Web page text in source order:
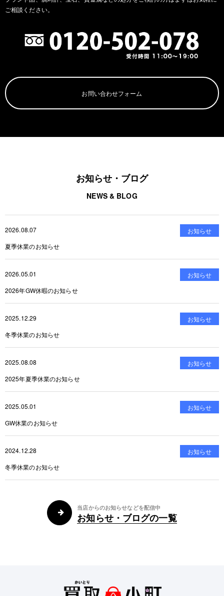
ご相談ください。
お問い合わせフォーム
お知らせ・ブログ
NEWS & BLOG
2026.08.07
お知らせ
夏季休業のお知らせ
2026.05.01
お知らせ
2026年GW休暇のお知らせ
2025.12.29
お知らせ
冬季休業のお知らせ
2025.08.08
お知らせ
2025年夏季休業のお知らせ
2025.05.01
お知らせ
GW休業のお知らせ
2024.12.28
お知らせ
冬季休業のお知らせ
当店からのお知らせなどを配信中
お知らせ・ブログの一覧